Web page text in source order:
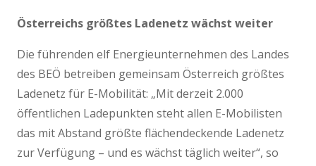
Österreichs größtes Ladenetz wächst weiter
Die führenden elf Energieunternehmen des Landes
des BEÖ betreiben gemeinsam Österreich größtes
Ladenetz für E-Mobilität: „Mit derzeit 2.000
öffentlichen Ladepunkten steht allen E-Mobilisten
das mit Abstand größte flächendeckende Ladenetz
zur Verfügung – und es wächst täglich weiter“, so